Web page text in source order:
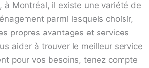
à Montréal, il existe une variété de
parmi lesquels choisir,
propres avantages et services
aider à trouver le meilleur service
pour vos besoins, tenez compte